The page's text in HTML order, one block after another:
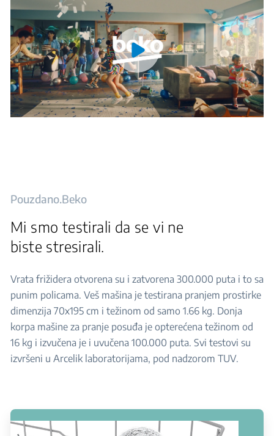
Pouzdano.Beko
Mi smo testirali da se vi ne
biste stresirali.
Vrata frižidera otvorena su i zatvorena 300.000 puta i to sa
punim policama. Veš mašina je testirana pranjem prostirke
dimenzija 70x195 cm i težinom od samo 1.66 kg. Donja
korpa mašine za pranje posuđa je opterećena težinom od
16 kg i izvučena je i uvučena 100.000 puta. Svi testovi su
izvršeni u Arcelik laboratorijama, pod nadzorom TUV.